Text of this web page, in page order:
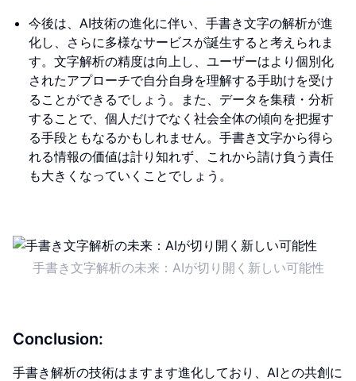
今後は、AI技術の進化に伴い、手書き文字の解析が進
化し、さらに多様なサービスが誕生すると考えられま
す。文字解析の精度は向上し、ユーザーはより個別化
されたアプローチで自分自身を理解する手助けを受け
ることができるでしょう。また、データを集積・分析
することで、個人だけでなく社会全体の傾向を把握す
る手段ともなるかもしれません。手書き文字から得ら
れる情報の価値は計り知れず、これから請け負う責任
も大きくなっていくことでしょう。
手書き文字解析の未来：AIが切り開く新しい可能性
Conclusion:
手書き解析の技術はますます進化しており、AIとの共創に